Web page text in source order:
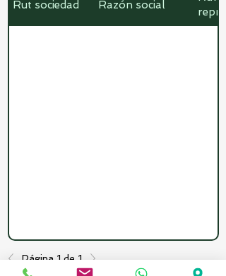
Rut sociedad Razón social
Página 1 de 1